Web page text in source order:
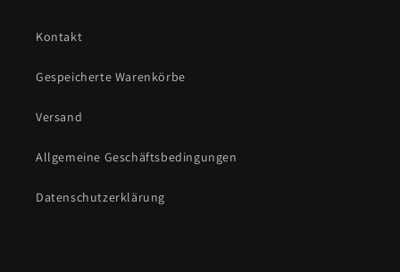
Kontakt
Gespeicherte Warenkörbe
Versand
Allgemeine Geschäftsbedingungen
Datenschutzerklärung